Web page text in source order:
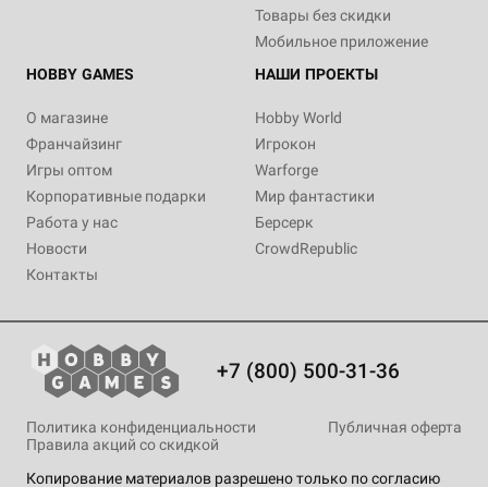
Товары без скидки
Мобильное приложение
HOBBY GAMES
О магазине
Франчайзинг
Игры оптом
Корпоративные подарки
Работа у нас
Новости
Контакты
НАШИ ПРОЕКТЫ
Hobby World
Игрокон
Warforge
Мир фантастики
Берсерк
CrowdRepublic
+7 (800) 500-31-36
Копирование материалов разрешено только по согласию
Политика конфиденциальности
Публичная оферта
Правила акций со скидкой